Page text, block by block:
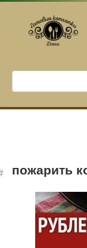
контенту
пожарить